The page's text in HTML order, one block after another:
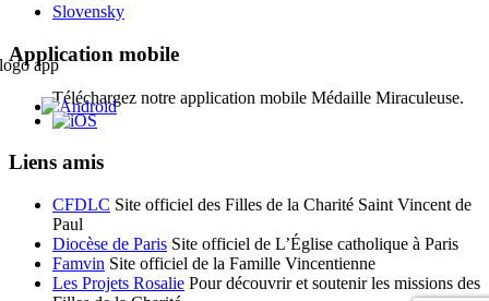
Slovensky
Application mobile
Téléchargez notre application mobile Médaille Miraculeuse.
Liens amis
CFDLC Site officiel des Filles de la Charité Saint Vincent de
Paul
Diocèse de Paris Site officiel de L’Église catholique à Paris
Famvin Site officiel de la Famille Vincentienne
Les Projets Rosalie Pour découvrir et soutenir les missions des